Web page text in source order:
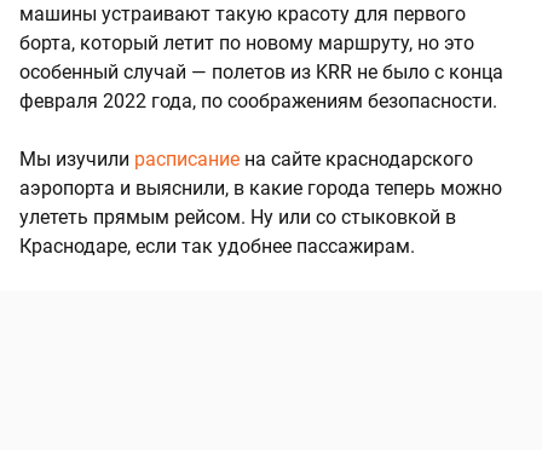
машины устраивают такую красоту для первого
борта, который летит по новому маршруту, но это
особенный случай — полетов из KRR не было с конца
февраля 2022 года, по соображениям безопасности.
Мы изучили расписание на сайте краснодарского
аэропорта и выяснили, в какие города теперь можно
улететь прямым рейсом. Ну или со стыковкой в
Краснодаре, если так удобнее пассажирам.